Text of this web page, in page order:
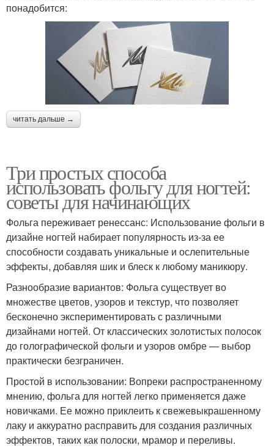
понадобится:
читать дальше →
Три простых способа
использовать фольгу для ногтей:
советы для начинающих
Фольга переживает ренессанс: Использование фольги в
дизайне ногтей набирает популярность из-за ее
способности создавать уникальные и ослепительные
эффекты, добавляя шик и блеск к любому маникюру.
Разнообразие вариантов: Фольга существует во
множестве цветов, узоров и текстур, что позволяет
бесконечно экспериментировать с различными
дизайнами ногтей. От классических золотистых полосок
до голографической фольги и узоров омбре — выбор
практически безграничен.
Простой в использовании: Вопреки распространенному
мнению, фольга для ногтей легко применяется даже
новичками. Ее можно приклеить к свежевыкрашенному
лаку и аккуратно расправить для создания различных
эффектов, таких как полоски, мрамор и переливы.